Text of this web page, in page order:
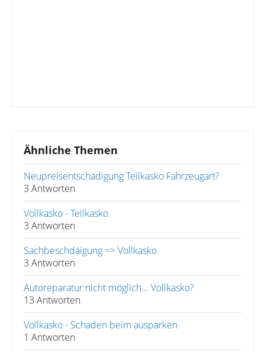
Ähnliche Themen
Neupreisentschädigung Teilkasko Fahrzeugart?
3 Antworten
Vollkasko - Teilkasko
3 Antworten
Sachbeschdäigung => Vollkasko
3 Antworten
Autoreparatur nicht möglich... Vollkasko?
13 Antworten
Vollkasko - Schaden beim ausparken
1 Antworten